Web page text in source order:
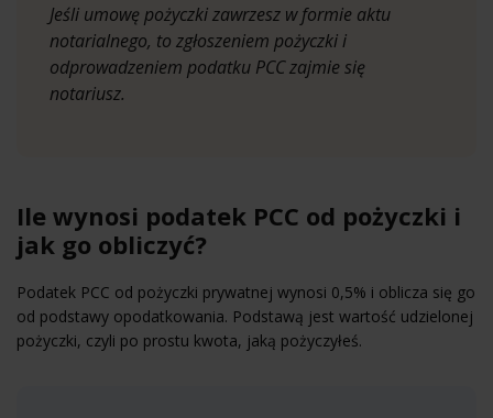
Jeśli umowę pożyczki zawrzesz w formie aktu
notarialnego, to zgłoszeniem pożyczki i
odprowadzeniem podatku PCC zajmie się
notariusz.
Ile wynosi podatek PCC od pożyczki i
jak go obliczyć?
Podatek PCC od pożyczki prywatnej wynosi 0,5% i oblicza się go
od podstawy opodatkowania. Podstawą jest wartość udzielonej
pożyczki, czyli po prostu kwota, jaką pożyczyłeś.